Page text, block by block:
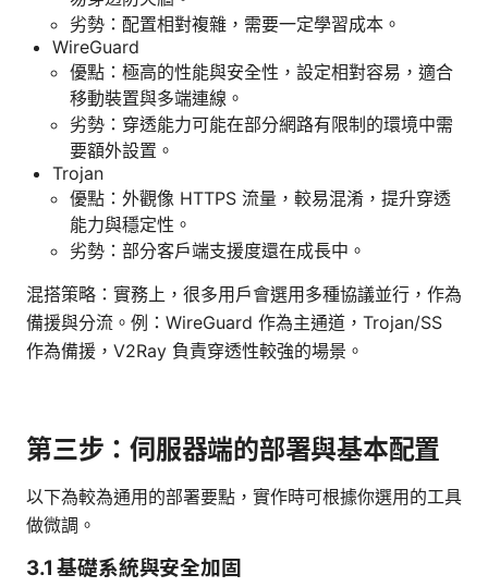
劣勢：配置相對複雜，需要一定學習成本。
WireGuard
優點：極高的性能與安全性，設定相對容易，適合
移動裝置與多端連線。
劣勢：穿透能力可能在部分網路有限制的環境中需
要額外設置。
Trojan
優點：外觀像 HTTPS 流量，較易混淆，提升穿透
能力與穩定性。
劣勢：部分客戶端支援度還在成長中。
混搭策略：實務上，很多用戶會選用多種協議並行，作為
備援與分流。例：WireGuard 作為主通道，Trojan/SS
作為備援，V2Ray 負責穿透性較強的場景。
第三步：伺服器端的部署與基本配置
以下為較為通用的部署要點，實作時可根據你選用的工具
做微調。
3.1 基礎系統與安全加固